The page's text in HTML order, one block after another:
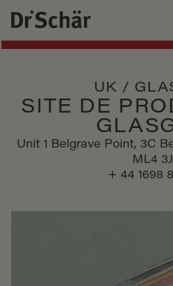
UK /
SITE DE
Unit 1 Belgrave Point, 3C
ML4
+ 44 1698